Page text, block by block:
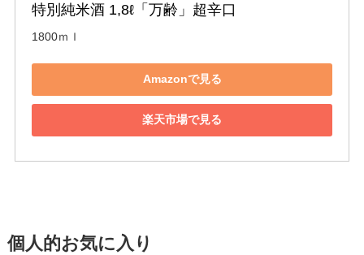
特別純米酒 1,8ℓ「万齢」超辛口
1800ｍｌ
Amazonで見る
楽天市場で見る
個人的お気に入り